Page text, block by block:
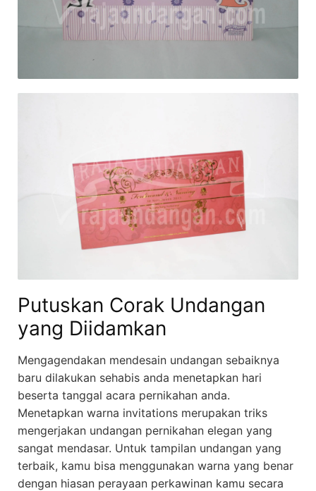
Putuskan Corak Undangan
yang Diidamkan
Mengagendakan mendesain undangan sebaiknya
baru dilakukan sehabis anda menetapkan hari
beserta tanggal acara pernikahan anda.
Menetapkan warna invitations merupakan triks
mengerjakan undangan pernikahan elegan yang
sangat mendasar. Untuk tampilan undangan yang
terbaik, kamu bisa menggunakan warna yang benar
dengan hiasan perayaan perkawinan kamu secara